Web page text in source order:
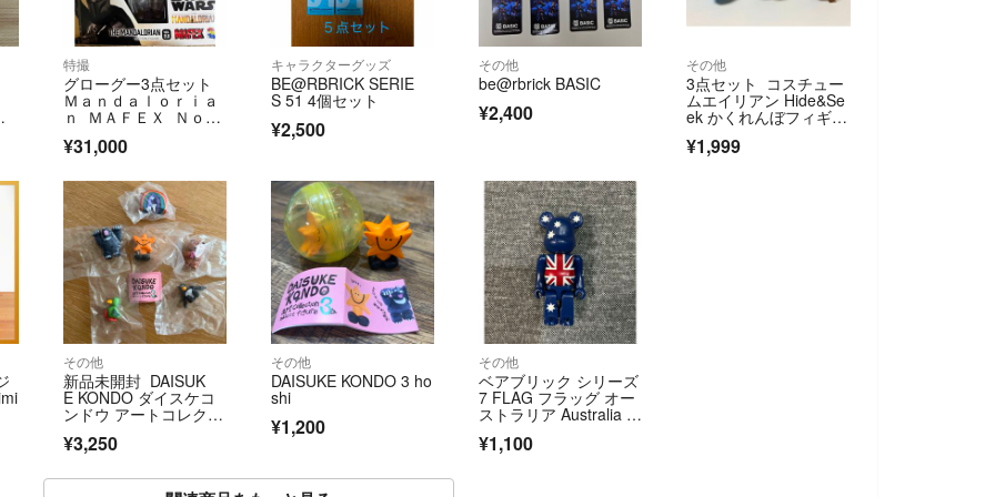
特撮
グローグー3点セット
Ｍａｎｄａｌｏｒｉａ
ｎ ＭＡＦＥＸ Ｎｏ．
¥31,000
キャラクターグッズ
BE@RBRICK SERIE
S 51 4個セット
¥2,500
その他
be@rbrick BASIC
¥2,400
その他
3点セット コスチュー
ムエイリアン Hide&Se
ek かくれんぼフィギュ
¥1,999
その他
新品未開封 DAISUK
E KONDO ダイスケコ
ンドウ アートコレクシ
ギュア3 コンプリート
¥3,250
その他
DAISUKE KONDO 3 ho
shi
¥1,200
その他
ベアブリック シリーズ
7 FLAG フラッグ オー
ストラリア Australia 国
¥1,100